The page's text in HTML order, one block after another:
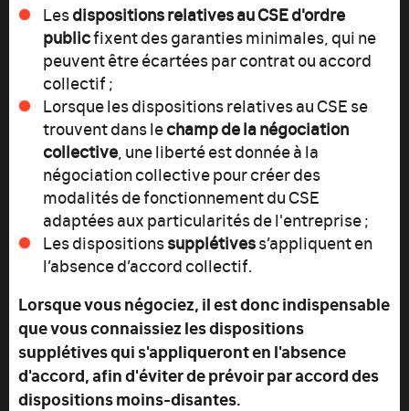
Lesdispositions relatives au CSE d'ordre
publicfixent des garanties minimales, qui ne
peuvent être écartées par contrat ou accord
collectif ;
Lorsque les dispositions relatives au CSE se
trouvent dans lechamp de la négociation
collective , une liberté est donnée à la
négociation collective pour créer des
modalités de fonctionnement du CSE
adaptées aux particularités de l'entreprise ;
Les dispositionssupplétivess’appliquent en
l’absence d’accord collectif.
Lorsque vous négociez, il est donc indispensable
que vous connaissiez les dispositions
supplétives qui s'appliqueront en l'absence
d'accord, afin d'éviter de prévoir par accord des
dispositions moins-disantes.